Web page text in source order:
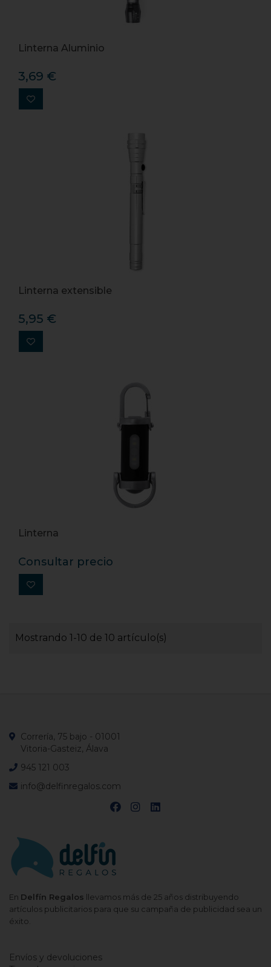
Linterna Aluminio
3,69 €
Linterna extensible
5,95 €
Linterna
Consultar precio
Mostrando 1-10 de 10 artículo(s)
En Delfín Regalos llevamos más de 25 años distribuyendo
artículos publicitarios para que su campaña de publicidad sea un
éxito.
Correría, 75 bajo - 01001
Vitoria-Gasteiz, Álava
945 121 003
info@delfinregalos.com
Envíos y devoluciones